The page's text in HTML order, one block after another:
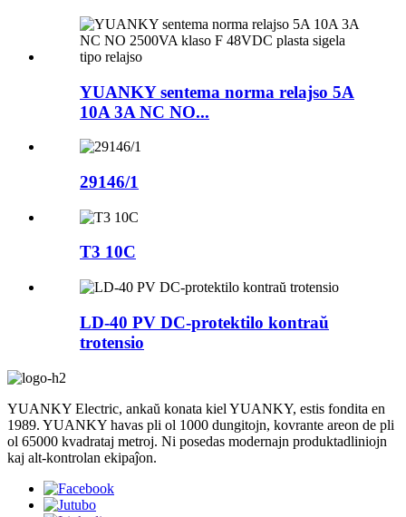
YUANKY sentema norma relajso 5A
10A 3A NC NO...
29146/1
T3 10C
LD-40 PV DC-protektilo kontraŭ
trotensio
YUANKY Electric, ankaŭ konata kiel YUANKY, estis fondita en
1989. YUANKY havas pli ol 1000 dungitojn, kovrante areon de pli
ol 65000 kvadrataj metroj. Ni posedas modernajn produktadliniojn
kaj alt-kontrolan ekipaĵon.